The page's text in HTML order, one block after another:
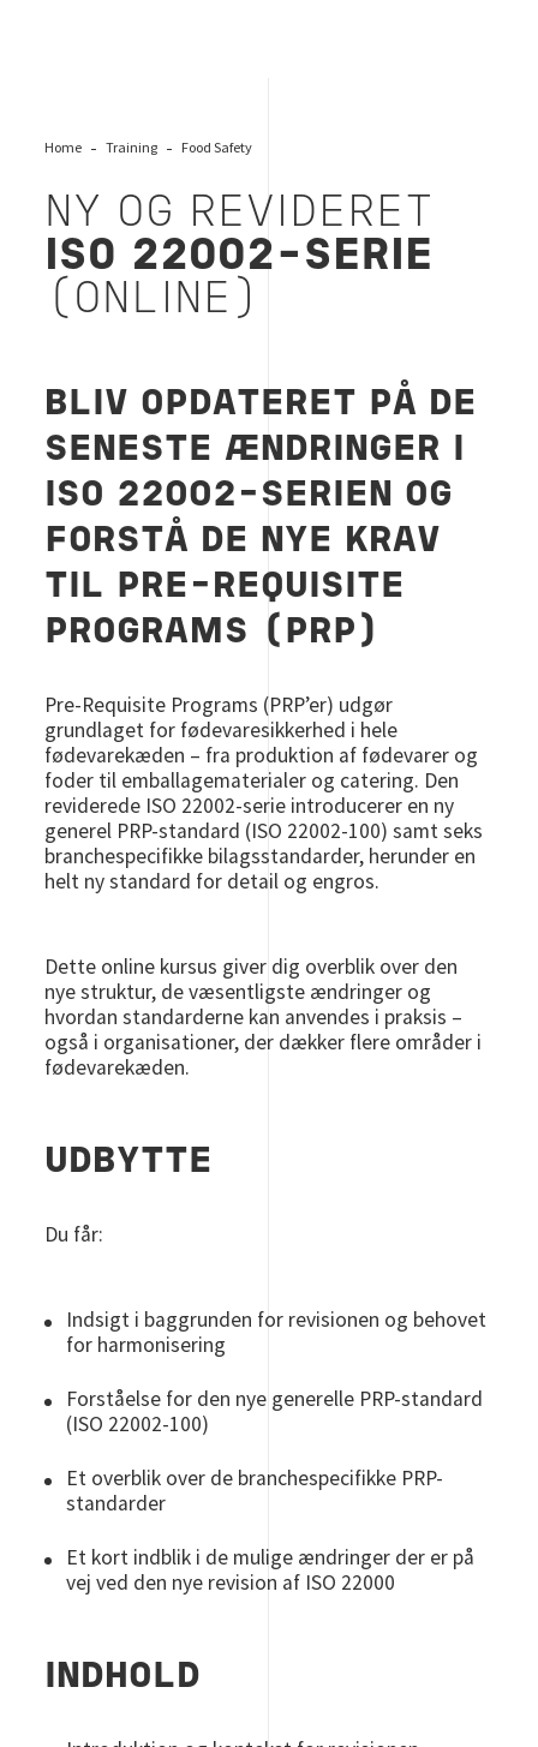
Home Training Food Safety
NY OG REVIDERET
ISO 22002-SERIE
(ONLINE)
BLIV OPDATERET PÅ DE
SENESTE ÆNDRINGER I
ISO 22002-SERIEN OG
FORSTÅ DE NYE KRAV
TIL PRE-REQUISITE
PROGRAMS (PRP)
Pre-Requisite Programs (PRP’er) udgør
grundlaget for fødevaresikkerhed i hele
fødevarekæden – fra produktion af fødevarer og
foder til emballagematerialer og catering. Den
reviderede ISO 22002-serie introducerer en ny
generel PRP-standard (ISO 22002-100) samt seks
branchespecifikke bilagsstandarder, herunder en
helt ny standard for detail og engros.
Dette online kursus giver dig overblik over den
nye struktur, de væsentligste ændringer og
hvordan standarderne kan anvendes i praksis –
også i organisationer, der dækker flere områder i
fødevarekæden.
UDBYTTE
Du får:
Indsigt i baggrunden for revisionen og behovet
for harmonisering
Forståelse for den nye generelle PRP-standard
(ISO 22002-100)
Et overblik over de branchespecifikke PRP-
standarder
Et kort indblik i de mulige ændringer der er på
vej ved den nye revision af ISO 22000
INDHOLD